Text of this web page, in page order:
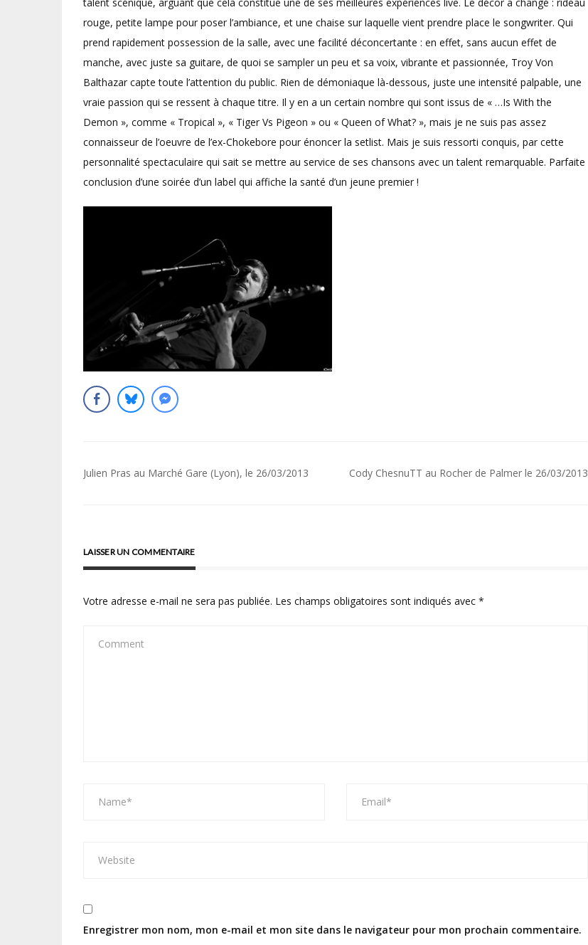
rouge, petite lampe pour poser l’ambiance, et une chaise sur laquelle vient prendre place le songwriter. Qui
prend rapidement possession de la salle, avec une facilité déconcertante : en effet, sans aucun effet de
manche, avec juste sa guitare, de quoi se sampler un peu et sa voix, vibrante et passionnée, Troy Von
Balthazar capte toute l’attention du public. Rien de démoniaque là-dessous, juste une intensité palpable, une
vraie passion qui se ressent à chaque titre. Il y en a un certain nombre qui sont issus de « …Is With the
Demon », comme « Tropical », « Tiger Vs Pigeon » ou « Queen of What? », mais je ne suis pas assez
connaisseur de l’oeuvre de l’ex-Chokebore pour énoncer la setlist. Mais je suis ressorti conquis, par cette
personnalité spectaculaire qui sait se mettre au service de ses chansons avec un talent remarquable. Parfaite
conclusion d’une soirée d’un label qui affiche la santé d’un jeune premier !
Navigation
Julien Pras au Marché Gare (Lyon), le 26/03/2013 Cody ChesnuTT au Rocher de Palmer le 26/03/2013
LAISSER UN COMMENTAIRE
Votre adresse e-mail ne sera pas publiée. Les champs obligatoires sont indiqués avec *
Enregistrer mon nom, mon e-mail et mon site dans le navigateur pour mon prochain commentaire.